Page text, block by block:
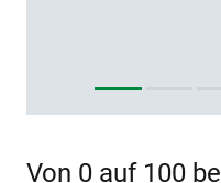
Von 0 auf 100